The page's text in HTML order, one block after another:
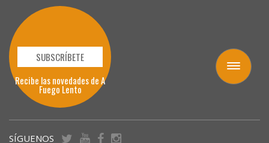
Toggle
navigation
SUBSCRÍBETE
Recibe las novedades de A
Fuego Lento
SÍGUENOS